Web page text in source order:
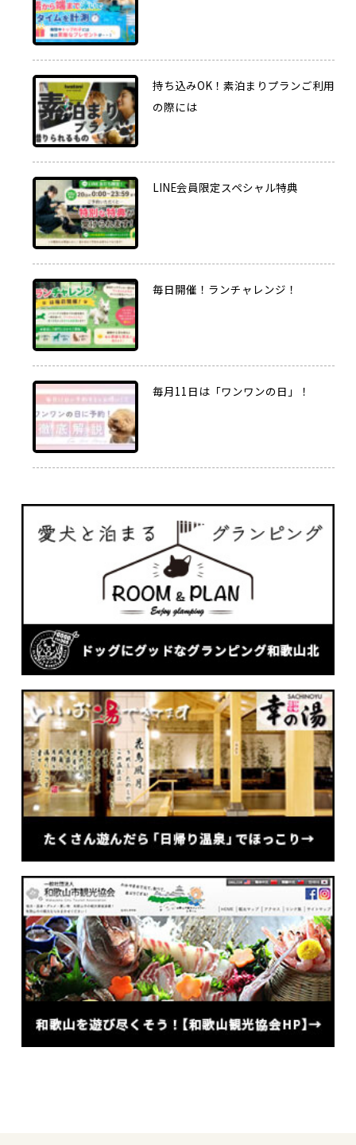
持ち込みOK！素泊まりプランご利用
の際には
LINE会員限定スペシャル特典
毎日開催！ランチャレンジ！
毎月11日は「ワンワンの日」！